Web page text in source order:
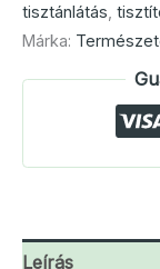
tisztánlátás
Márka:
Leírás